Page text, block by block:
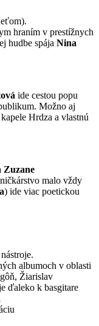
hraním v prestížnych
hudbe spája Nina
ide cestou popu
Možno aj
Hrdza a vlastnú
Zuzane
malo vždy
) ide viac poetickou
albumoch v oblasti
Žiarislav
ďaleko k basgitare